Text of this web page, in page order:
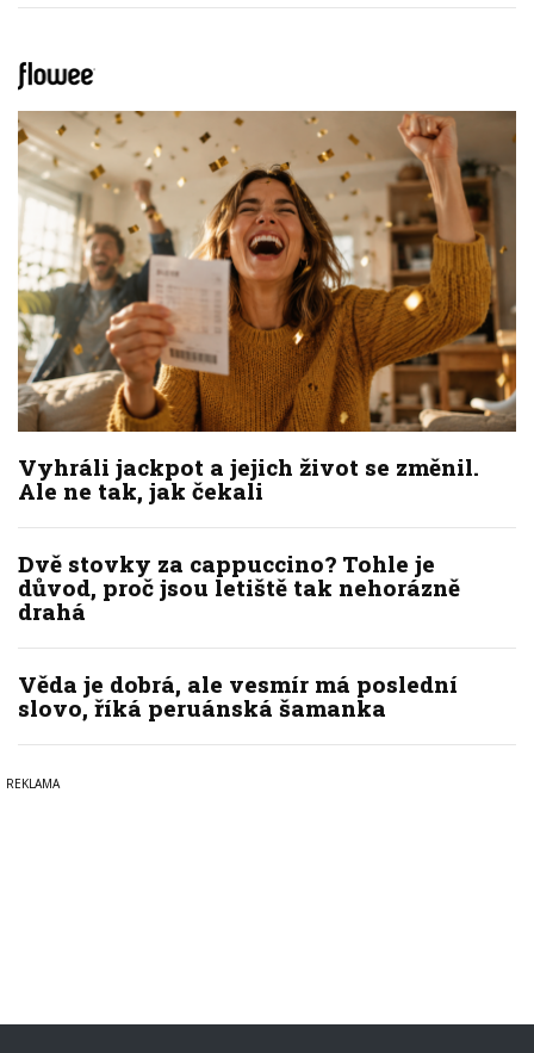
Vyhráli jackpot a jejich život se změnil.
Ale ne tak, jak čekali
Dvě stovky za cappuccino? Tohle je
důvod, proč jsou letiště tak nehorázně
drahá
Věda je dobrá, ale vesmír má poslední
slovo, říká peruánská šamanka